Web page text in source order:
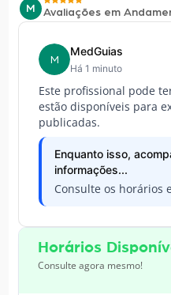
M Avaliações em
M
MedGuias
Há 1 minuto
Este profissional pode
estão disponíveis para
publicadas.
Enquanto isso,
informações...
Consulte os horários
Horários
Consulte agora mesmo!